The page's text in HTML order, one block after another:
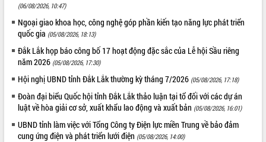
Quyết liệt tháo gỡ vướng mắc, đẩy
nhanh tiến độ các dự án trọng điểm
trong Khu kinh tế Nam Phú Yên
Hòn Yến phát triển du lịch gắn với bảo
tồn biển
Lấy ý kiến điều chỉnh Quy hoạch tỉnh
Đắk Lắk thời kỳ 2021-2030, tầm nhìn
đến năm 2050
Phát động chiến dịch 30 ngày đêm
giải phóng mặt bằng Tuyến đường bộ
ven biển
(06/08/2026, 10:47)
Ngoại giao khoa học, công nghệ góp phần kiến tạo năng lực phát triển
quốc gia (05/08/2026, 18:13)
Đắk Lắk họp báo công bố 17 hoạt động đặc sắc của Lễ hội Sầu riêng
năm 2026 (05/08/2026, 17:30)
Hội nghị UBND tỉnh Đắk Lắk thường kỳ tháng 7/2026 (05/08/2026, 17:18)
Đoàn đại biểu Quốc hội tỉnh Đắk Lắk thảo luận tại tổ đối với các dự án
luật về hòa giải cơ sở, xuất khẩu lao động và xuất bản (05/08/2026, 16:01)
UBND tỉnh làm việc với Tổng Công ty Điện lực miền Trung về bảo đảm
cung ứng điện và phát triển lưới điện (05/08/2026, 14:00)